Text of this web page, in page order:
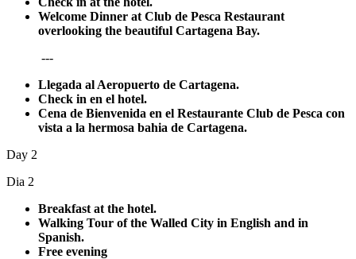
Welcome Dinner at Club de Pesca Restaurant
overlooking the beautiful Cartagena Bay.
---
Llegada al Aeropuerto de Cartagena.
Check in en el hotel.
Cena de Bienvenida en el Restaurante Club de Pesca con
vista a la hermosa bahia de Cartagena.
Day 2
Dia 2
Breakfast at the hotel.
Walking Tour of the Walled City in English and in
Spanish.
Free evening